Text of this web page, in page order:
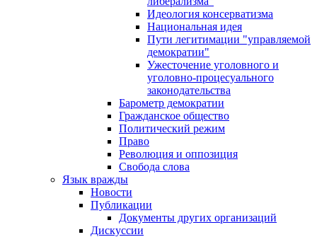
Идеология консерватизма
Национальная идея
Пути легитимации "управляемой
демократии"
Ужесточение уголовного и
уголовно-процесуального
законодательства
Барометр демократии
Гражданское общество
Политический режим
Право
Революция и оппозиция
Свобода слова
Язык вражды
Новости
Публикации
Документы других организаций
Дискуссии